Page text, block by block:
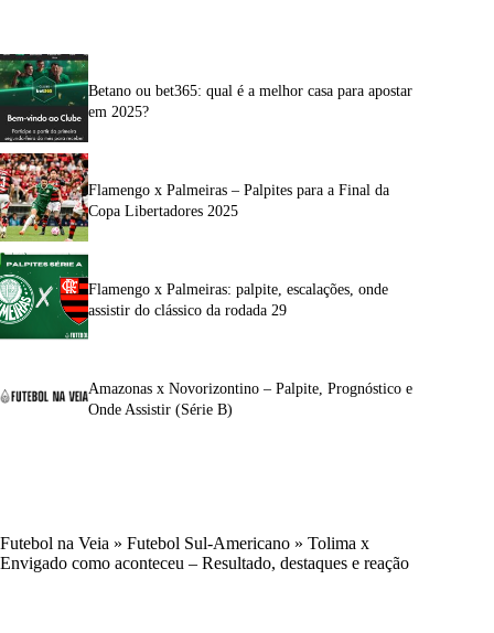
Betano ou bet365: qual é a melhor casa para apostar
em 2025?
Flamengo x Palmeiras – Palpites para a Final da
Copa Libertadores 2025
Flamengo x Palmeiras: palpite, escalações, onde
assistir do clássico da rodada 29
Amazonas x Novorizontino – Palpite, Prognóstico e
Onde Assistir (Série B)
Futebol na Veia » Futebol Sul-Americano » Tolima x
Envigado como aconteceu – Resultado, destaques e reação